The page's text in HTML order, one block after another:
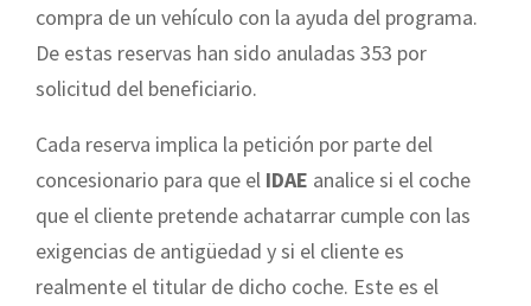
compra de un vehículo con la ayuda del programa.
De estas reservas han sido anuladas 353 por
solicitud del beneficiario.
Cada reserva implica la petición por parte del
concesionario para que el IDAE analice si el coche
que el cliente pretende achatarrar cumple con las
exigencias de antigüedad y si el cliente es
realmente el titular de dicho coche. Este es el